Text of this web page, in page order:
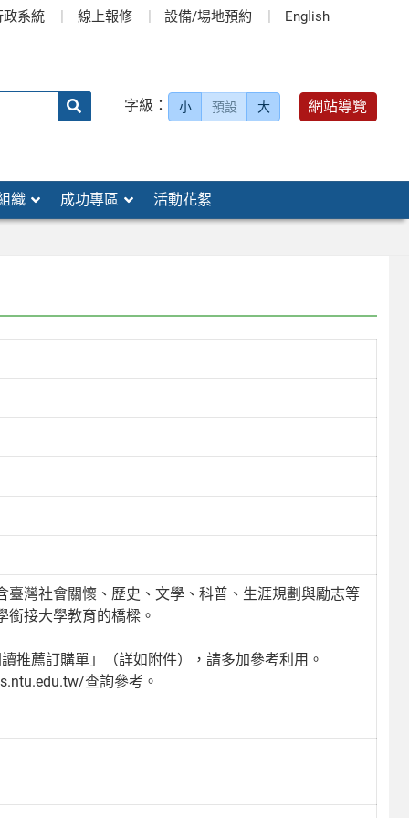
政系統 線上報修 設備/場地預約 English
字級： 小 預設 大 網站導覽
織 成功專區 活動花絮
灣社會關懷、歷史、文學、科普、生涯規劃與勵志等
接大學教育的橋樑。
推薦訂購單」（詳如附件），請多加參考利用。
查詢參考。